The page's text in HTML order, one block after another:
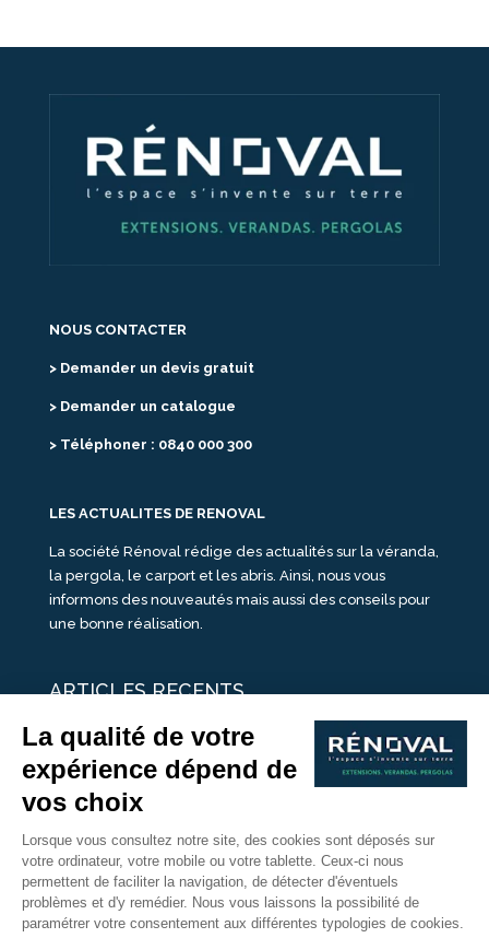
NOUS CONTACTER
> Demander un devis gratuit
> Demander un catalogue
> Téléphoner : 0840 000 300
LES ACTUALITES DE RENOVAL
La société Rénoval rédige des actualités sur la véranda,
la pergola, le carport et les abris. Ainsi, nous vous
informons des nouveautés mais aussi des conseils pour
une bonne réalisation.
ARTICLES RECENTS
25 idées de vérandas design
Un été pour une véranda
Portes Ouvertes Véranda Extension Suisse | 26-27 Juin
portes ouvertes véranda sur mesure
Nous Suivre